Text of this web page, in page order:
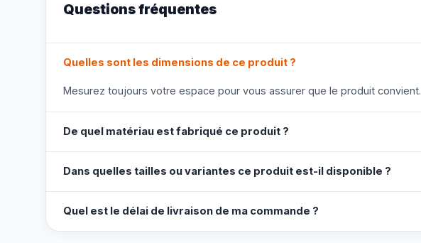
Questions fréquentes
Quelles sont les dimensions de ce produit ?
Mesurez toujours votre espace pour vous assurer que le produit convient.
De quel matériau est fabriqué ce produit ?
Dans quelles tailles ou variantes ce produit est-il disponible ?
Quel est le délai de livraison de ma commande ?